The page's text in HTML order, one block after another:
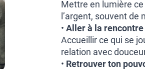
Mettre en lumière
l’argent, souvent
• Aller à la
Accueillir ce qui se
relation avec
• Retrouver ton